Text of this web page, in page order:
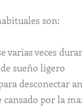
son:
varias veces
sueño ligero
desconectar
cansado por la